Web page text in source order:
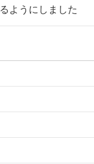
ようにしました